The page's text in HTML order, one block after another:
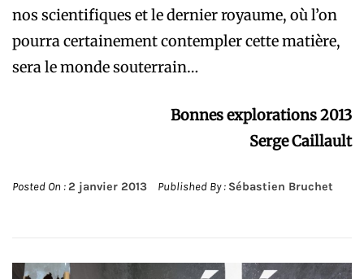
nos scientifiques et le dernier royaume, où l’on
pourra certainement contempler cette matière,
sera le monde souterrain…
Bonnes explorations 2013
Serge Caillault
Posted On :2 janvier 2013 Published By : Sébastien Bruchet